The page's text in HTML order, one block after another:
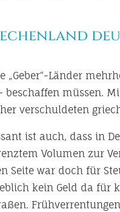
„Geber“-Länder
müssen.
verschuldeten
ist auch, dass in
Volumen zur
Seite war doch für
kein Geld da für